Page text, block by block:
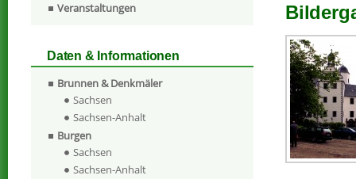
Veranstaltungen
Daten & Informationen
Brunnen & Denkmäler
Sachsen
Sachsen-Anhalt
Burgen
Sachsen
Sachsen-Anhalt